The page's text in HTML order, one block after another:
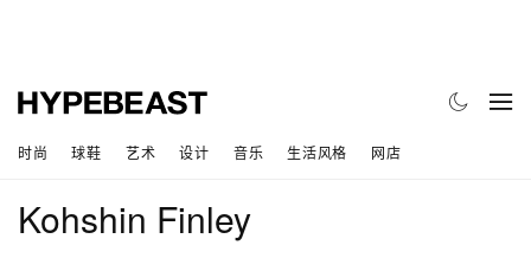
时尚 球鞋 艺术 设计 音乐 生活风格 网店
Kohshin Finley